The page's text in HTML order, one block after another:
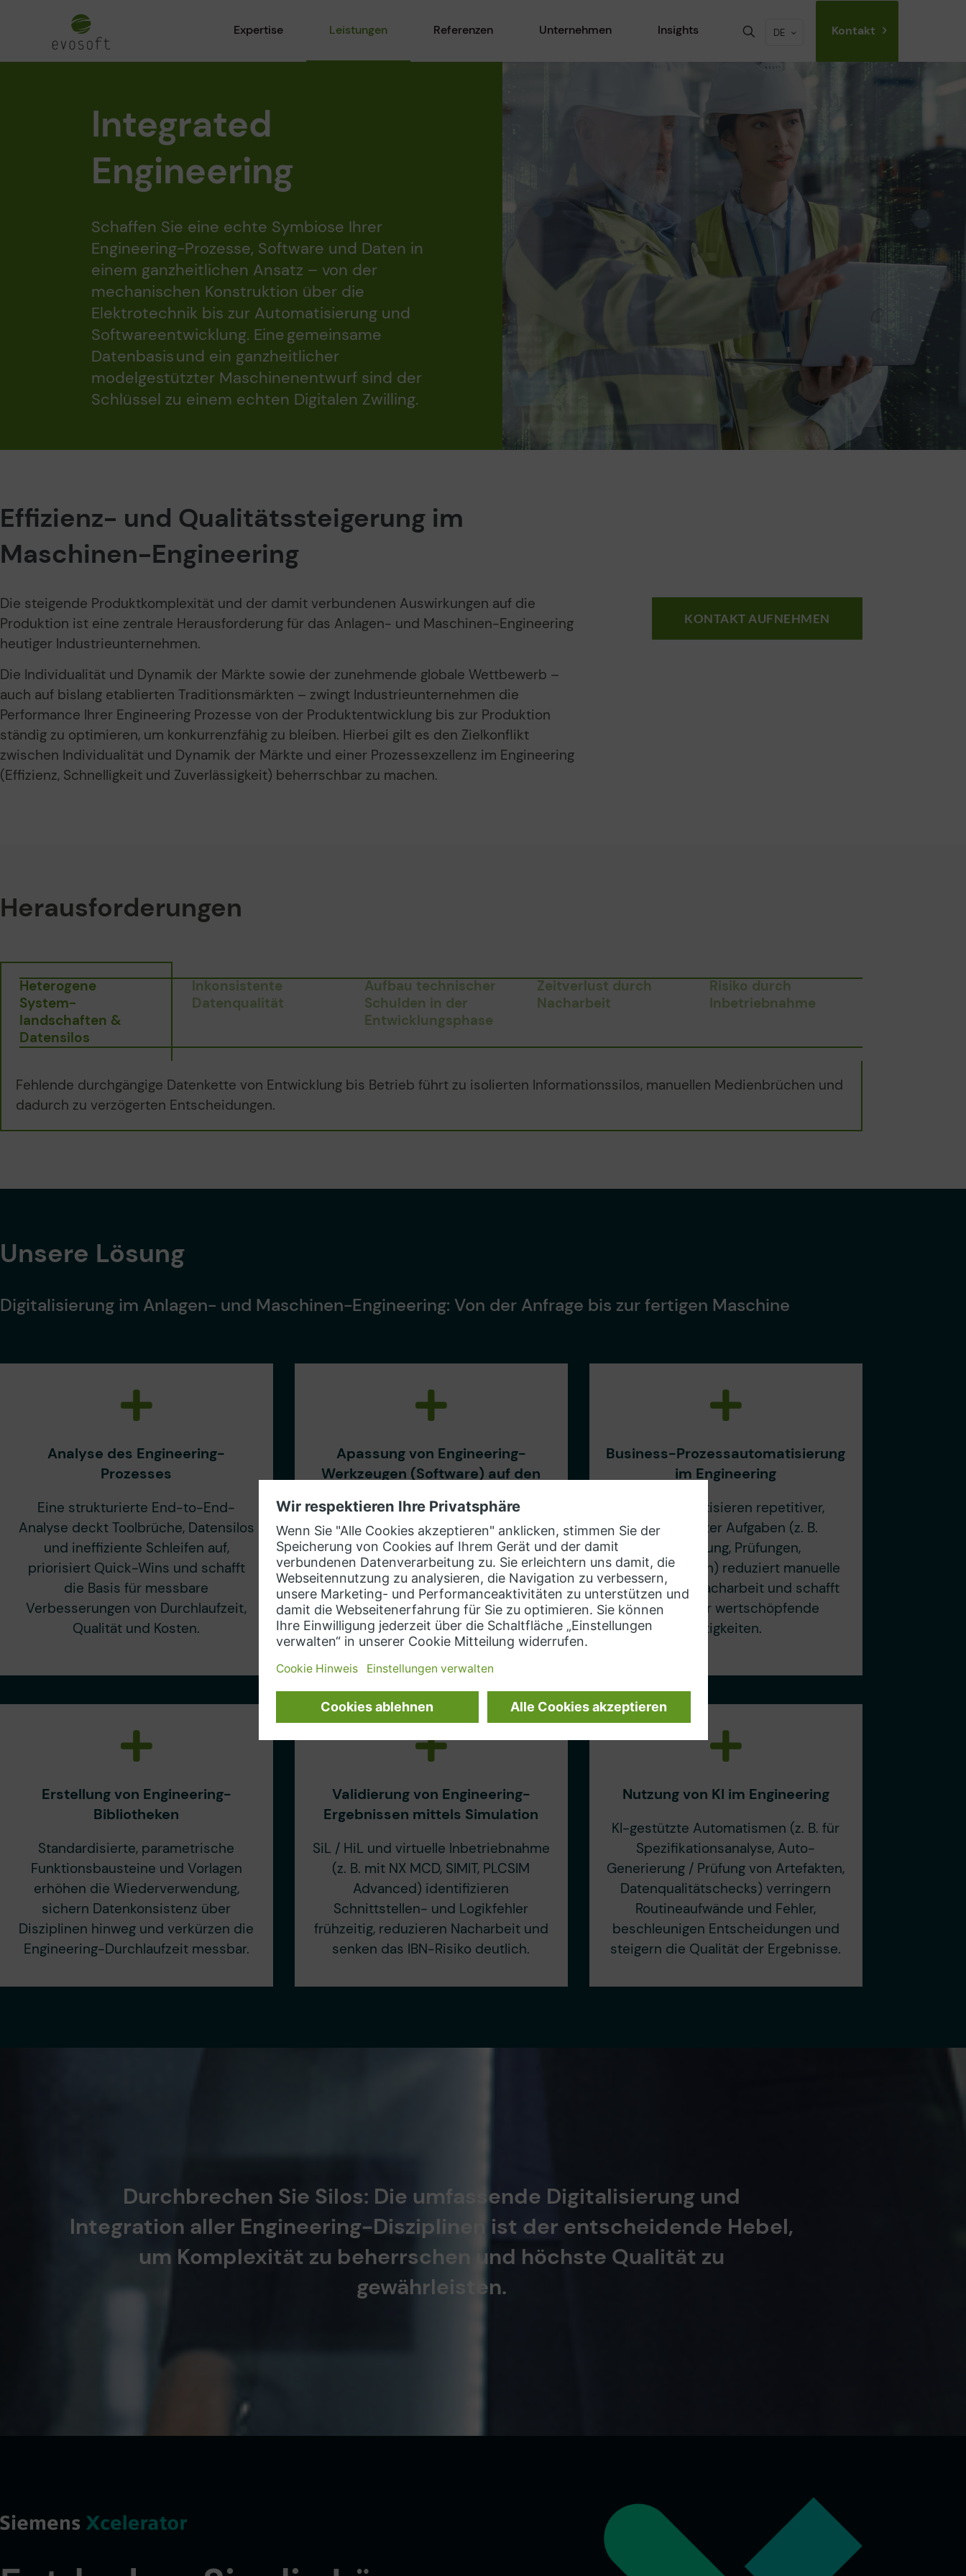
Expertise Leistungen Referenzen Unternehmen Insights DE Kontakt
Integrated
Engineering
Schaffen Sie eine echte Symbiose Ihrer
Engineering-Prozesse, Software und Daten in
einem ganzheitlichen Ansatz – von der
mechanischen Konstruktion über die
Elektrotechnik bis zur Automatisierung und
Softwareentwicklung. Eine gemeinsame
Datenbasis und ein ganzheitlicher
modelgestützter Maschinenentwurf sind der
Schlüssel zu einem echten Digitalen Zwilling.
Effizienz- und Qualitätssteigerung im
Maschinen-Engineering
Die steigende Produktkomplexität und der damit verbundenen Auswirkungen auf die
Produktion ist eine zentrale Herausforderung für das Anlagen- und Maschinen-Engineering
heutiger Industrieunternehmen.
Die Individualität und Dynamik der Märkte sowie der zunehmende globale Wettbewerb –
auch auf bislang etablierten Traditionsmärkten – zwingt Industrieunternehmen die
Performance Ihrer Engineering Prozesse von der Produktentwicklung bis zur Produktion
ständig zu optimieren, um konkurrenzfähig zu bleiben. Hierbei gilt es den Zielkonflikt
zwischen Individualität und Dynamik der Märkte und einer Prozessexzellenz im Engineering
(Effizienz, Schnelligkeit und Zuverlässigkeit) beherrschbar zu machen.
KONTAKT AUFNEHMEN
Herausforderungen
Heterogene
System­
landschaften &
Datensilos
Inkonsistente
Datenqualität
Aufbau technischer
Schulden in der
Entwicklungsphase
Zeitverlust durch
Nacharbeit
Risiko durch
Inbetriebnahme
Fehlende durchgängige Datenkette von Entwicklung bis Betrieb führt zu isolierten Informationssilos, manuellen Medienbrüchen und
dadurch zu verzögerten Entscheidungen.
Unsere Lösung
Digitalisierung im Anlagen- und Maschinen-Engineering: Von der Anfrage bis zur fertigen Maschine
Analyse des Engineering-
Prozesses
Eine strukturierte End-to-End-
Analyse deckt Toolbrüche, Datensilos
und ineffiziente Schleifen auf,
priorisiert Quick-Wins und schafft
die Basis für messbare
Verbesserungen von Durchlaufzeit,
Qualität und Kosten.
Apassung von Engineering-
Werkzeugen (Software) auf den
Durch gezieltes Customizing,
Schnittstellen-Integration und
Vorlagen/Bibliotheken werden
Medienbrüche eliminiert, Daten
konsistent gehalten und
wiederkehrende Schritte
beschleunigt.
Business-Prozessautomatisierung
im Engineering
Das Automatisieren repetitiver,
regelbasierter Aufgaben (z. B.
Generierung, Prüfungen,
Synchronisation) reduziert manuelle
Fehler, senkt Nacharbeit und schafft
Kapazität für wertschöpfende
Tätigkeiten.
Erstellung von Engineering-
Bibliotheken
Standardisierte, parametrische
Funktionsbausteine und Vorlagen
erhöhen die Wiederverwendung,
sichern Datenkonsistenz über
Disziplinen hinweg und verkürzen die
Engineering-Durchlaufzeit messbar.
Validierung von Engineering-
Ergebnissen mittels Simulation
SiL / HiL und virtuelle Inbetriebnahme
(z. B. mit NX MCD, SIMIT, PLCSIM
Advanced) identifizieren
Schnittstellen- und Logikfehler
frühzeitig, reduzieren Nacharbeit und
senken das IBN-Risiko deutlich.
Nutzung von KI im Engineering
KI-gestützte Automatismen (z. B. für
Spezifikationsanalyse, Auto-
Generierung / Prüfung von Artefakten,
Datenqualitätschecks) verringern
Routineaufwände und Fehler,
beschleunigen Entscheidungen und
steigern die Qualität der Ergebnisse.
Durchbrechen Sie Silos: Die umfassende Digitalisierung und
Integration aller Engineering-Disziplinen ist der entscheidende Hebel,
um Komplexität zu beherrschen und höchste Qualität zu
gewährleisten.